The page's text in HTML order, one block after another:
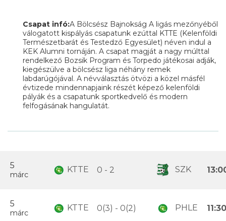
Csapat infó:A Bölcsész Bajnokság A ligás mezőnyéből
válogatott kispályás csapatunk ezúttal KTTE (Kelenföldi
Természetbarát és Testedző Egyesület) néven indul a
KEK Alumni tornáján. A csapat magját a nagy múlttal
rendelkező Bozsik Program és Torpedo játékosai adják,
kiegészülve a bölcsész liga néhány remek
labdarúgójával. A névválasztás ötvözi a közel másfél
évtizede mindennapjaink részét képező kelenföldi
pályák és a csapatunk sportkedvelő és modern
felfogásának hangulatát.
5
márc
KTTE 0 - 2 SZK
5
márc
KTTE 0(3) - 0(2) PHLE 11:30